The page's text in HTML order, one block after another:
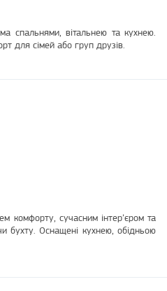
спальнями, вітальнею та кухнею.
для сімей або груп друзів.
комфорту, сучасним інтер’єром та
бухту. Оснащені кухнею, обідньою